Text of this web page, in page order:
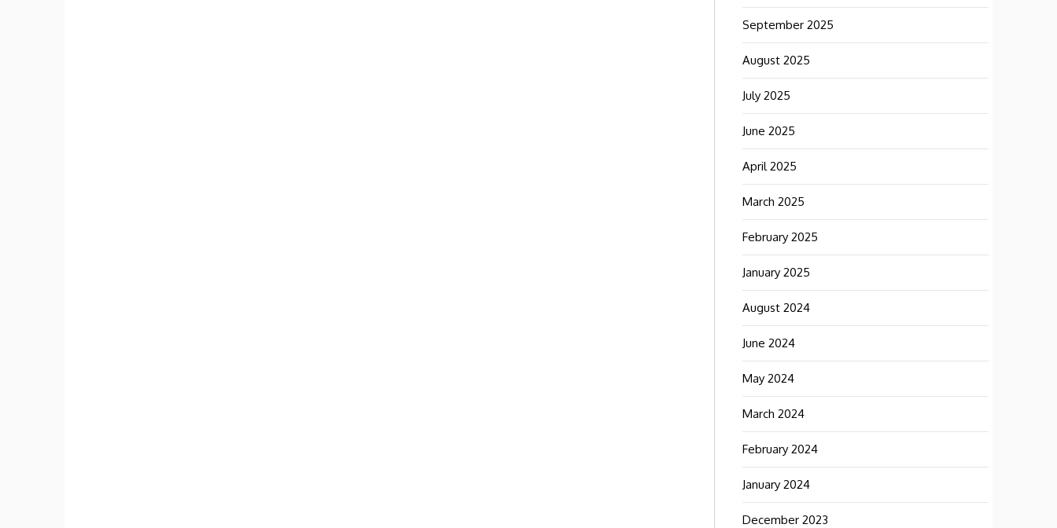
September 2025
August 2025
July 2025
June 2025
April 2025
March 2025
February 2025
January 2025
August 2024
June 2024
May 2024
March 2024
February 2024
January 2024
December 2023